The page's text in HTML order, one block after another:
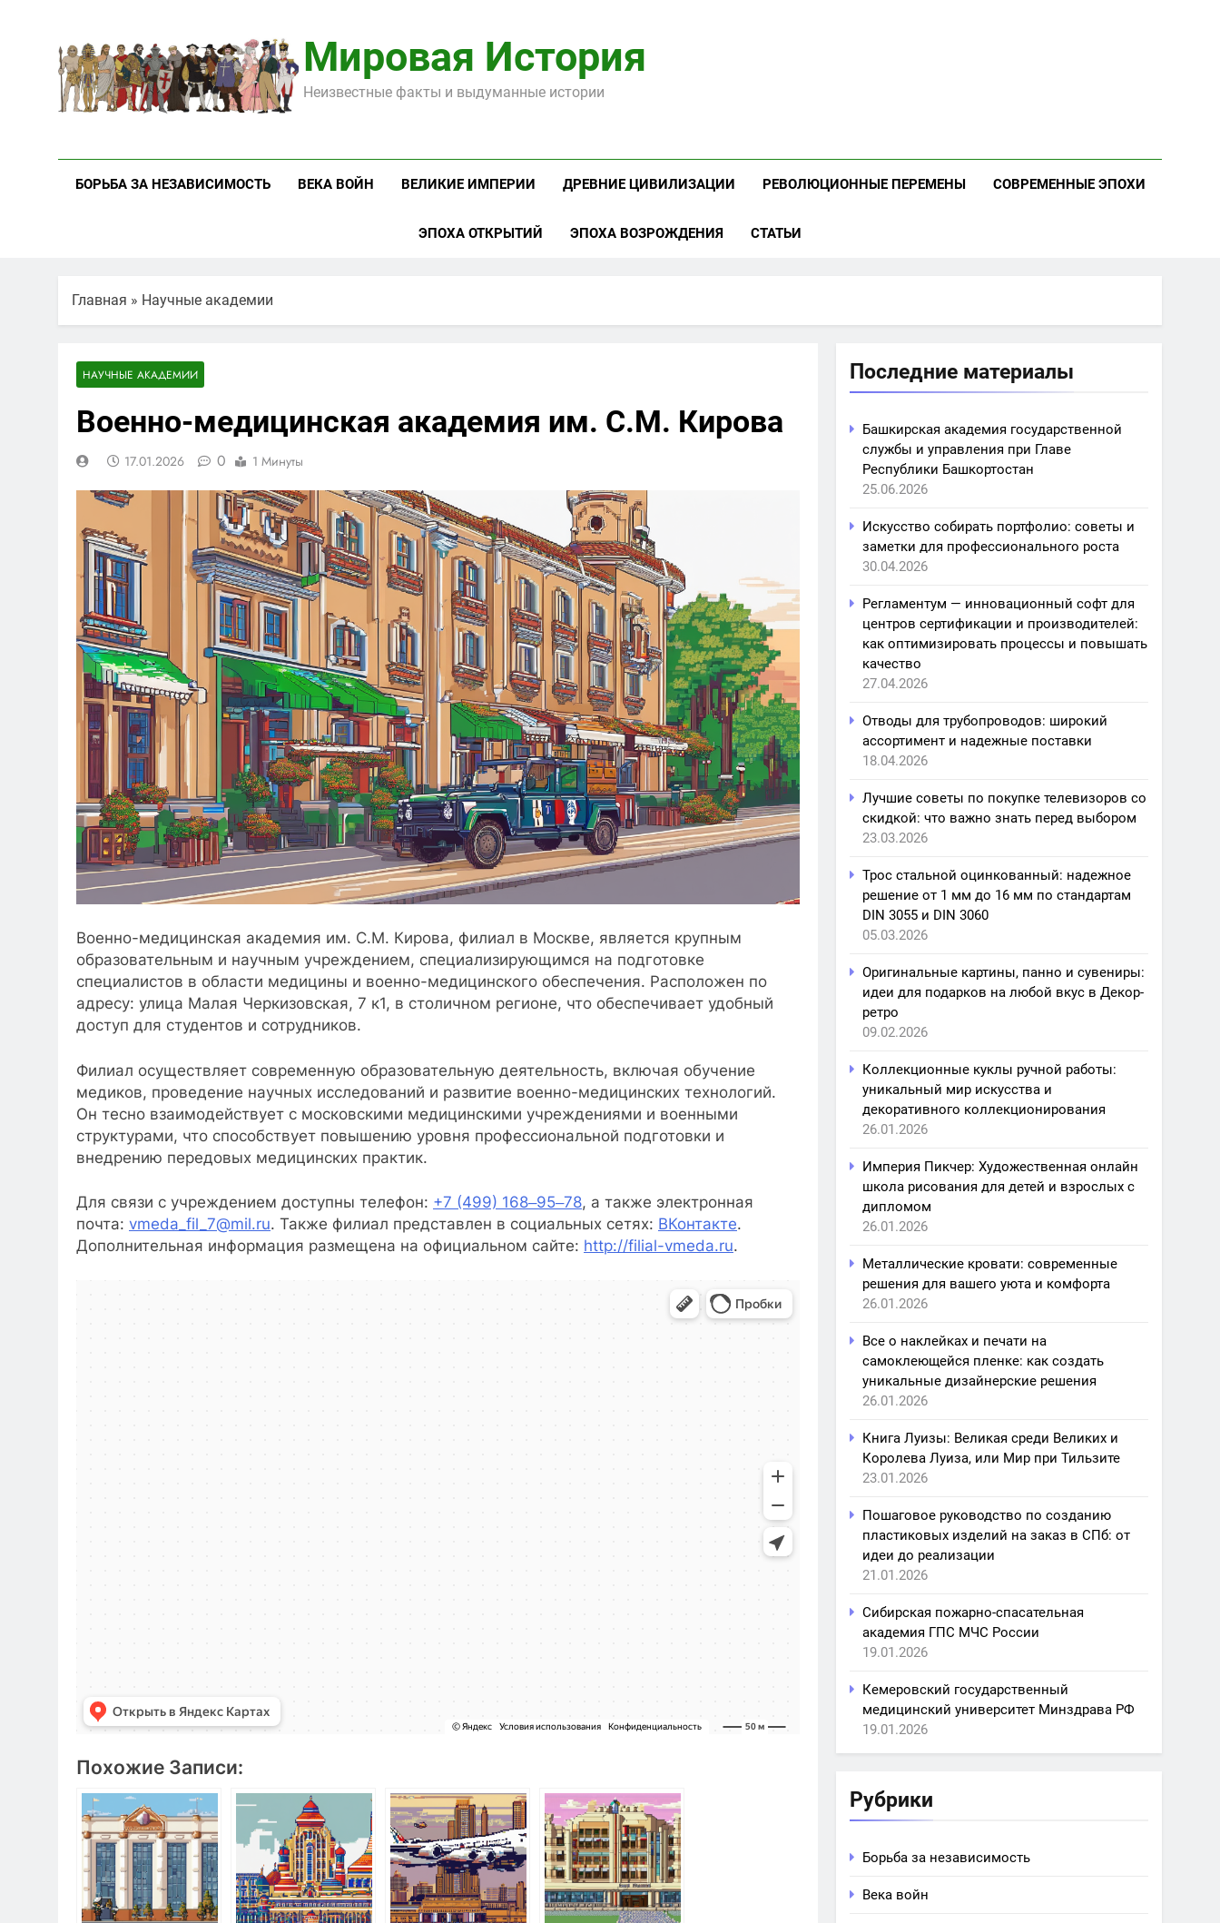
содержимому
Мировая История
Неизвестные факты и выдуманные истории
БОРЬБА ЗА НЕЗАВИСИМОСТЬ ВЕКА ВОЙН ВЕЛИКИЕ ИМПЕРИИ ДРЕВНИЕ ЦИВИЛИЗАЦИИ РЕВОЛЮЦИОННЫЕ ПЕРЕМЕНЫ СОВРЕМЕННЫЕ ЭПОХИ
ЭПОХА ОТКРЫТИЙ ЭПОХА ВОЗРОЖДЕНИЯ СТАТЬИ
Главная » Научные академии
НАУЧНЫЕ АКАДЕМИИ
Военно-медицинская академия им. С.М. Кирова
17.01.2026 0 1 Минуты
Военно-медицинская академия им. С.М. Кирова, филиал в Москве, является крупным
образовательным и научным учреждением, специализирующимся на подготовке
специалистов в области медицины и военно-медицинского обеспечения. Расположен по
адресу: улица Малая Черкизовская, 7 к1, в столичном регионе, что обеспечивает удобный
доступ для студентов и сотрудников.
Филиал осуществляет современную образовательную деятельность, включая обучение
медиков, проведение научных исследований и развитие военно-медицинских технологий.
Он тесно взаимодействует с московскими медицинскими учреждениями и военными
структурами, что способствует повышению уровня профессиональной подготовки и
внедрению передовых медицинских практик.
Для связи с учреждением доступны телефон: +7 (499) 168‒95‒78, а также электронная
почта: vmeda_fil_7@mil.ru. Также филиал представлен в социальных сетях: ВКонтакте.
Дополнительная информация размещена на официальном сайте: http://filial-vmeda.ru.
Похожие Записи:
Последние материалы
Башкирская академия государственной
службы и управления при Главе
Республики Башкортостан
25.06.2026
Искусство собирать портфолио: советы и
заметки для профессионального роста
30.04.2026
Регламентум — инновационный софт для
центров сертификации и производителей:
как оптимизировать процессы и повышать
качество
27.04.2026
Отводы для трубопроводов: широкий
ассортимент и надежные поставки
18.04.2026
Лучшие советы по покупке телевизоров со
скидкой: что важно знать перед выбором
23.03.2026
Трос стальной оцинкованный: надежное
решение от 1 мм до 16 мм по стандартам
DIN 3055 и DIN 3060
05.03.2026
Оригинальные картины, панно и сувениры:
идеи для подарков на любой вкус в Декор-
ретро
09.02.2026
Коллекционные куклы ручной работы:
уникальный мир искусства и
декоративного коллекционирования
26.01.2026
Империя Пикчер: Художественная онлайн
школа рисования для детей и взрослых с
дипломом
26.01.2026
Металлические кровати: современные
решения для вашего уюта и комфорта
26.01.2026
Все о наклейках и печати на
самоклеющейся пленке: как создать
уникальные дизайнерские решения
26.01.2026
Книга Луизы: Великая среди Великих и
Королева Луиза, или Мир при Тильзите
23.01.2026
Пошаговое руководство по созданию
пластиковых изделий на заказ в СПб: от
идеи до реализации
21.01.2026
Сибирская пожарно-спасательная
академия ГПС МЧС России
19.01.2026
Кемеровский государственный
медицинский университет Минздрава РФ
19.01.2026
Рубрики
Борьба за независимость
Века войн